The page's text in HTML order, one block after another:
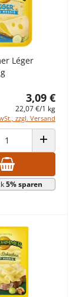
Léger
3,09 €
22,07 €/1 kg
zzgl. Versand
ANZAHL
5% sparen